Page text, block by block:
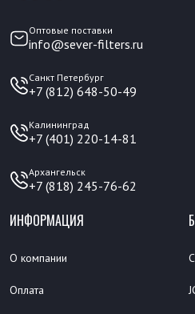
Оптовые поставки
info@sever-filters.ru
Санкт Петербург
+7 (812) 648-50-49
Калининград
+7 (401) 220-14-81
Архангельск
+7 (818) 245-76-62
ИНФОРМАЦИЯ
О компании
Оплата